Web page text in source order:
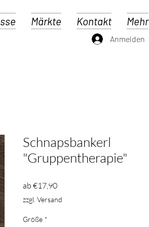
Märkte Kontakt Mehr
Anmelden
Schnapsbankerl
"Gruppentherapie"
ab €17,90Sale-
Preis
zzgl. Versand
Größe *